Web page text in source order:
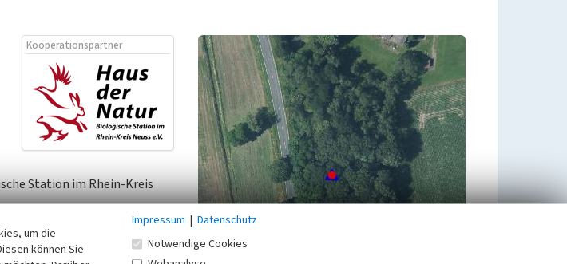
Kooperationspartner
Station im Rhein-Kreis
um die
können Sie
Impressum | Datenschutz
Notwendige Cookies